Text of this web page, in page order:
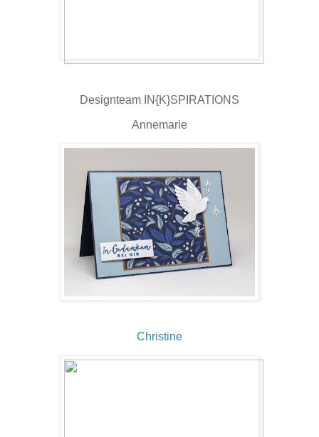
Designteam IN{K}SPIRATIONS
Annemarie
Christine